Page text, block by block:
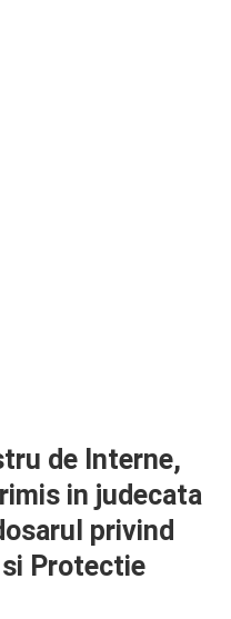
de Interne,
in judecata
privind
Protectie